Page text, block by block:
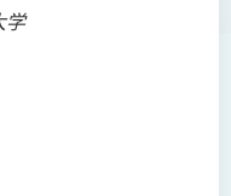
学Yu Cheung
Man
PAK Chui Man